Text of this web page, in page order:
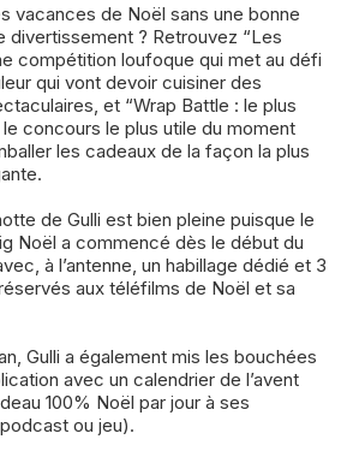
vacances de Noël sans une bonne
divertissement ? Retrouvez “Les
compétition loufoque qui met au défi
qui vont devoir cuisiner des
et “Wrap Battle : le plus
concours le plus utile du moment
les cadeaux de la façon la plus
de Gulli est bien pleine puisque le
Noël a commencé dès le début du
à l’antenne, un habillage dédié et 3
aux téléfilms de Noël et sa
Gulli a également mis les bouchées
avec un calendrier de l’avent
100% Noël par jour à ses
ou jeu).